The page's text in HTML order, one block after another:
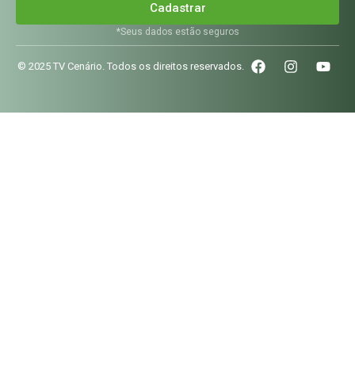
Cadastrar
*Seus dados estão seguros
© 2025 TV Cenário. Todos os direitos reservados.